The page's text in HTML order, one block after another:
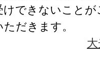
けできないこと
だきます。